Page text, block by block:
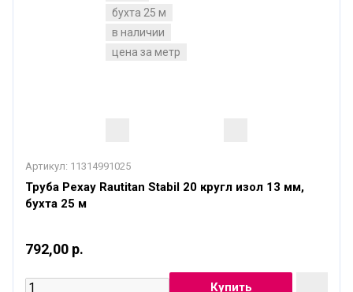
бухта 25 м
в наличии
цена за метр
Артикул: 11314991025
Труба Рехау Rautitan Stabil 20 кругл изол 13 мм,
бухта 25 м
792,00 р.